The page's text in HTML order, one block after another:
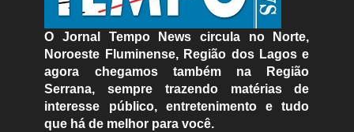
O Jornal Tempo News circula no Norte,
Noroeste Fluminense, Região dos Lagos e
agora chegamos também na Região
Serrana, sempre trazendo matérias de
interesse público, entretenimento e tudo
que há de melhor para você.